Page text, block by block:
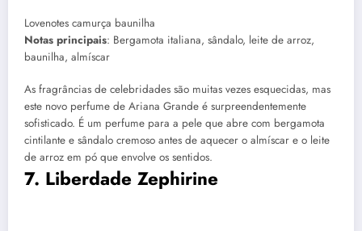
Lovenotes camurça baunilha
Notas principais: Bergamota italiana, sândalo, leite de arroz,
baunilha, almíscar
As fragrâncias de celebridades são muitas vezes esquecidas, mas
este novo perfume de Ariana Grande é surpreendentemente
sofisticado. É um perfume para a pele que abre com bergamota
cintilante e sândalo cremoso antes de aquecer o almíscar e o leite
de arroz em pó que envolve os sentidos.
7. Liberdade Zephirine